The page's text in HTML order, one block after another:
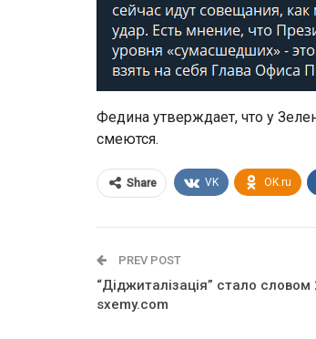
Федина утверждает, что у
смеются.
Share VK OK.ru
PREV POST
“Діджиталізація” стало
sxemy.com